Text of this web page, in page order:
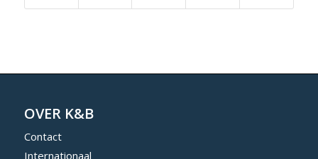
OVER K&B
Contact
Internationaal